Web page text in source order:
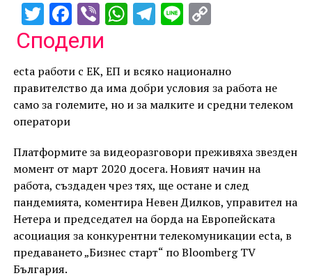
TwitterFacebook
ViberWhatsApp
Telegram
Line
Сподели
ecta работи с ЕК, ЕП и всяко национално
правителство да има добри условия за работа не
само за големите, но и за малките и средни телеком
оператори
Платформите за видеоразговори преживяха звезден
момент от март 2020 досега. Новият начин на
работа, създаден чрез тях, ще остане и след
пандемията, коментира Невен Дилков, управител на
Нетера и председател на борда на Европейската
асоциация за конкурентни телекомуникации ecta, в
предаването „Бизнес старт“ по Bloomberg TV
България.